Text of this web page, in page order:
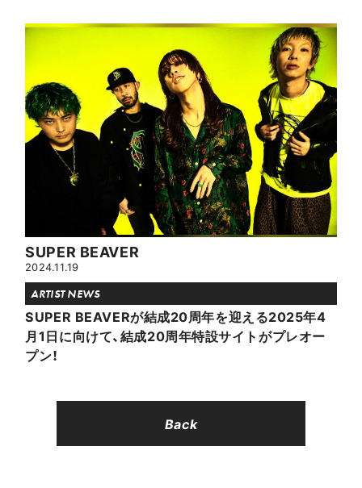
SUPER BEAVER
2024.11.19
ARTIST NEWS
SUPER BEAVERが結成20周年を迎える2025年4
月1日に向けて、結成20周年特設サイトがプレオー
プン！
Back